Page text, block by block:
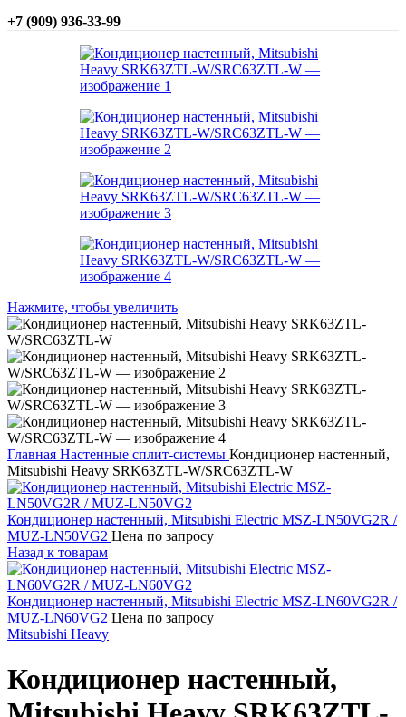
+7 (909) 936-33-99
Нажмите, чтобы увеличить
Главная Настенные сплит-системы Кондиционер настенный,
Mitsubishi Heavy SRK63ZTL-W/SRC63ZTL-W
Кондиционер настенный, Mitsubishi Electric MSZ-LN50VG2R /
MUZ-LN50VG2 Цена по запросу
Назад к товарам
Кондиционер настенный, Mitsubishi Electric MSZ-LN60VG2R /
MUZ-LN60VG2 Цена по запросу
Mitsubishi Heavy
Кондиционер настенный,